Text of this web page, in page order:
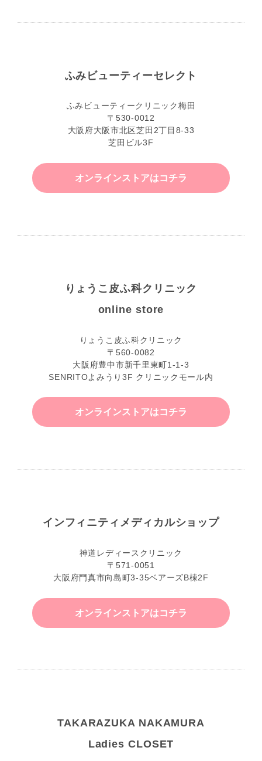
ふみビューティーセレクト
ふみビューティークリニック梅田
〒530-0012
大阪府大阪市北区芝田2丁目8-33
芝田ビル3F
オンラインストアはコチラ
りょうこ皮ふ科クリニック
online store
りょうこ皮ふ科クリニック
〒560-0082
大阪府豊中市新千里東町1-1-3
SENRITOよみうり3F クリニックモール内
オンラインストアはコチラ
インフィニティ メディカルショップ
神道レディースクリニック
〒571-0051
大阪府門真市向島町3-35ベアーズB棟2F
オンラインストアはコチラ
TAKARAZUKA NAKAMURA
Ladies CLOSET